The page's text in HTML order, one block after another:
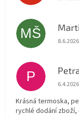
MŠ
8.6.2026
P
6.4.2026
Krásná termoska,
rychlé dodání zboží,